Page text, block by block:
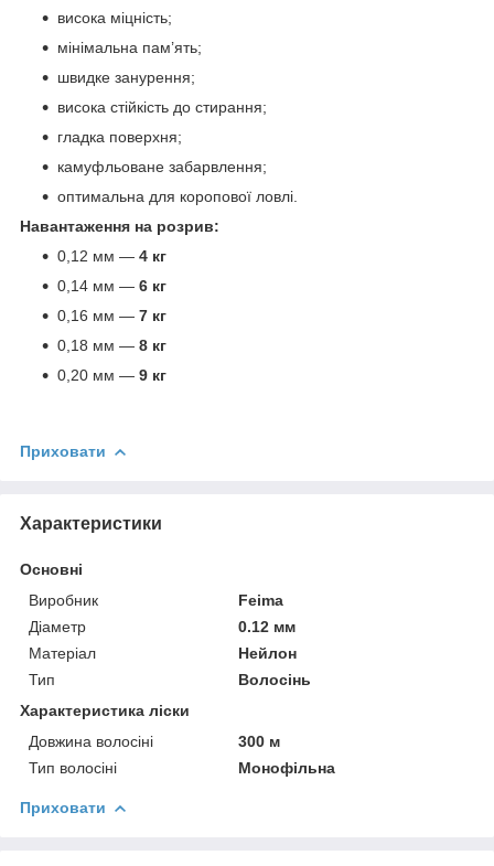
висока міцність;
мінімальна пам’ять;
швидке занурення;
висока стійкість до стирання;
гладка поверхня;
камуфльоване забарвлення;
оптимальна для коропової ловлі.
Навантаження на розрив:
0,12 мм — 4 кг
0,14 мм — 6 кг
0,16 мм — 7 кг
0,18 мм — 8 кг
0,20 мм — 9 кг
Приховати
Характеристики
Основні
Виробник
Feima
Діаметр
0.12 мм
Матеріал
Нейлон
Тип
Волосінь
Характеристика ліски
Довжина волосіні
300 м
Тип волосіні
Монофільна
Приховати